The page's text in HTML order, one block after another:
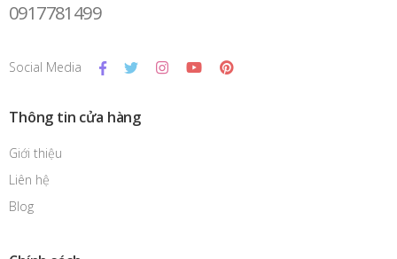
0917781499
Social Media
Thông tin cửa hàng
Giới thiệu
Liên hệ
Blog